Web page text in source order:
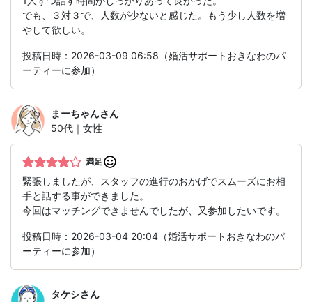
でも、３対３で、人数が少ないと感じた。もう少し人数を増
やして欲しい。
投稿日時：2026-03-09 06:58（婚活サポートおきなわのパ
ーティーに参加）
まーちゃんさん
50代｜女性
満足
緊張しましたが、スタッフの進行のおかげでスムーズにお相
手と話する事ができました。
今回はマッチングできませんでしたが、又参加したいです。
投稿日時：2026-03-04 20:04（婚活サポートおきなわのパ
ーティーに参加）
タケシさん